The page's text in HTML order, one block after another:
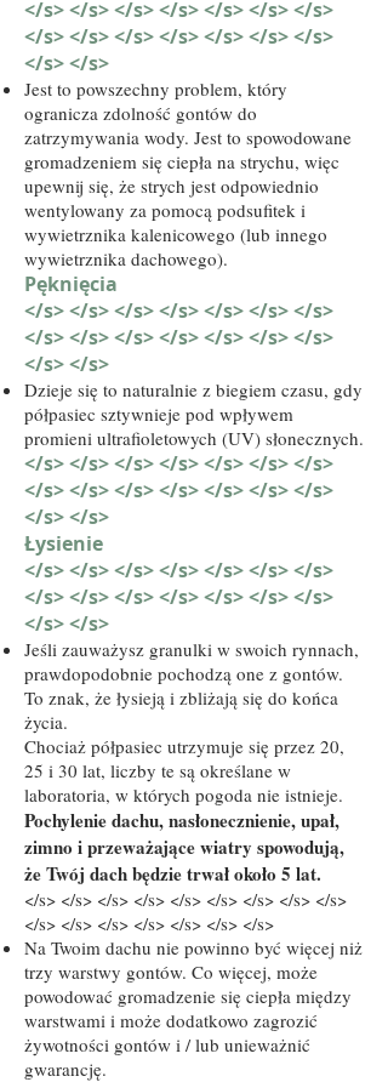
</s> </s> </s> </s> </s> </s> </s>
</s> </s> </s> </s> </s> </s> </s>
</s> </s>
Jest to powszechny problem, który
ogranicza zdolność gontów do
zatrzymywania wody. Jest to spowodowane
gromadzeniem się ciepła na strychu, więc
upewnij się, że strych jest odpowiednio
wentylowany za pomocą podsufitek i
wywietrznika kalenicowego (lub innego
wywietrznika dachowego).
Pęknięcia
</s> </s> </s> </s> </s> </s> </s>
</s> </s> </s> </s> </s> </s> </s>
</s> </s>
Dzieje się to naturalnie z biegiem czasu, gdy
półpasiec sztywnieje pod wpływem
promieni ultrafioletowych (UV) słonecznych.
</s> </s> </s> </s> </s> </s> </s>
</s> </s> </s> </s> </s> </s> </s>
</s> </s>
Łysienie
</s> </s> </s> </s> </s> </s> </s>
</s> </s> </s> </s> </s> </s> </s>
</s> </s>
Jeśli zauważysz granulki w swoich rynnach,
prawdopodobnie pochodzą one z gontów.
To znak, że łysieją i zbliżają się do końca
życia.
Chociaż półpasiec utrzymuje się przez 20,
25 i 30 lat, liczby te są określane w
laboratoria, w których pogoda nie istnieje.
Pochylenie dachu, nasłonecznienie, upał,
zimno i przeważające wiatry spowodują,
że Twój dach będzie trwał około 5 lat.
</s> </s> </s> </s> </s> </s> </s> </s> </s>
</s> </s> </s> </s> </s> </s> </s>
Na Twoim dachu nie powinno być więcej niż
trzy warstwy gontów. Co więcej, może
powodować gromadzenie się ciepła między
warstwami i może dodatkowo zagrozić
żywotności gontów i / lub unieważnić
gwarancję.